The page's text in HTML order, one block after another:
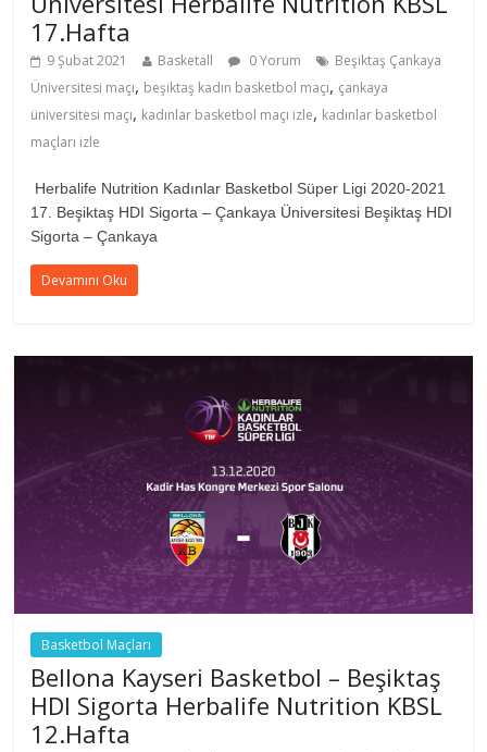
17.Hafta
9 Şubat 2021 Basketall 0 Yorum
Beşiktaş Çankaya
Üniversitesi maçı, beşiktaş kadın basketbol maçı, çankaya
üniversitesi maçı, kadınlar basketbol maçı izle, kadınlar basketbol
maçları izle
Herbalife Nutrition Kadınlar Basketbol Süper Ligi 2020-2021
17. Beşiktaş HDI Sigorta – Çankaya Üniversitesi Beşiktaş HDI
Sigorta – Çankaya
Devamını Oku
Basketbol Maçları
Bellona Kayseri Basketbol – Beşiktaş
HDI Sigorta Herbalife Nutrition KBSL
12.Hafta